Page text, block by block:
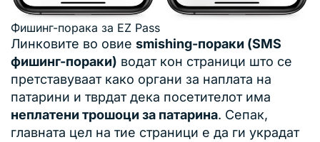
Фишинг-порака за EZ Pass
Линковите во овие smishing-пораки (SMS
фишинг-пораки) водат кон страници што се
претставуваат како органи за наплата на
патарини и тврдат дека посетителот има
неплатени трошоци за патарина. Сепак,
главната цел на тие страници е да ги украдат